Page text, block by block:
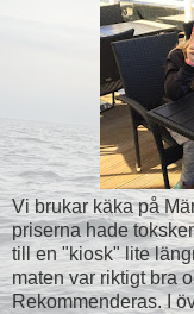
Vi brukar käka på
priserna hade
till en "kiosk" lite
maten var riktigt bra
Rekommenderas. I